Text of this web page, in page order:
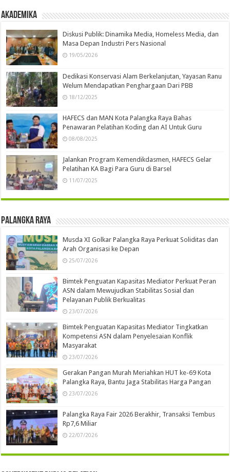
Akademika
Diskusi Publik: Dinamika Media, Homeless Media, dan
Masa Depan Industri Pers Nasional
19/05/2026
Dedikasi Konservasi Alam Berkelanjutan, Yayasan Ranu
Welum Mendapatkan Penghargaan Dari PBB
18/12/2025
HAFECS dan MAN Kota Palangka Raya Bahas
Penawaran Pelatihan Koding dan AI Untuk Guru
08/08/2025
Jalankan Program Kemendikdasmen, HAFECS Gelar
Pelatihan KA Bagi Para Guru di Barsel
11/07/2025
Palangka Raya
Musda XI Golkar Palangka Raya Perkuat Soliditas dan
Arah Organisasi ke Depan
25/07/2026
Bimtek Penguatan Kapasitas Mediator Perkuat Peran
ASN dalam Mewujudkan Stabilitas Sosial dan
Pelayanan Publik Berkualitas
23/07/2026
Bimtek Penguatan Kapasitas Mediator Tingkatkan
Kompetensi ASN dalam Penyelesaian Konflik
Masyarakat
23/07/2026
Gerakan Pangan Murah Meriahkan HUT ke-69 Kota
Palangka Raya, Bantu Jaga Stabilitas Harga Pangan
23/07/2026
Palangka Raya Fair 2026 Berakhir, Transaksi Tembus
Rp7,6 Miliar
22/07/2026